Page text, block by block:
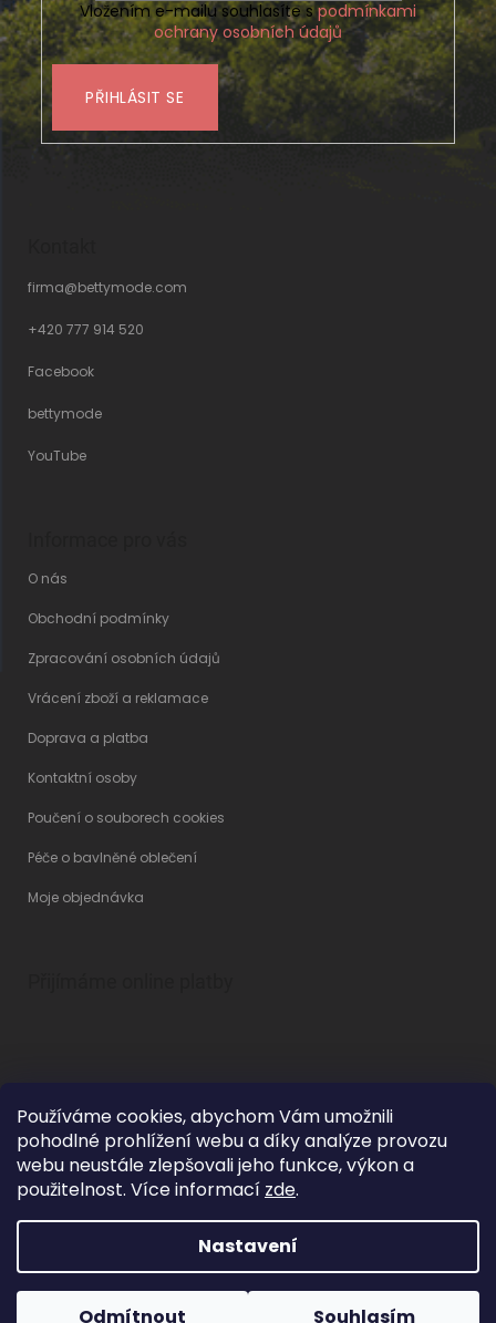
Používáme cookies, abychom Vám umožnili
pohodlné prohlížení webu a díky analýze provozu
webu neustále zlepšovali jeho funkce, výkon a
použitelnost. Více informací zde.
Nastavení
Odmítnout Souhlasím
Vložením e-mailu souhlasíte spodmínkami
ochrany osobních údajů
PŘIHLÁSIT SE
firma@bettymode.com
+420 777 914 520
Facebook
bettymode
YouTube
O nás
Obchodní podmínky
Zpracování osobních údajů
Vrácení zboží a reklamace
Doprava a platba
Kontaktní osoby
Poučení o souborech cookies
Péče o bavlněné oblečení
Moje objednávka
Vytvořil Shoptet
Betty Mode. Všechna práva vyhrazena.
Grafický návrh vytvořil a na Shoptet implementovalTomáš Hlad